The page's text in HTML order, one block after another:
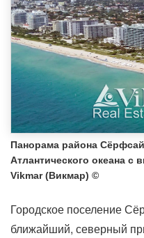
Панорама района
Атлантического океана с
Vikmar (Викмар) ©
Городское поселение
ближайший, северный